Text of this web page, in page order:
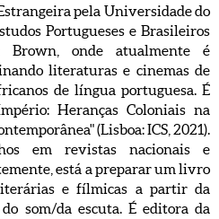
pela Universidade do
Portugueses e Brasileiros
Brown, onde atualmente é
literaturas e cinemas de
de língua portuguesa. É
Heranças Coloniais na
(Lisboa: ICS, 2021).
em revistas nacionais e
está a preparar um livro
e fílmicas a partir da
som/da escuta. É editora da